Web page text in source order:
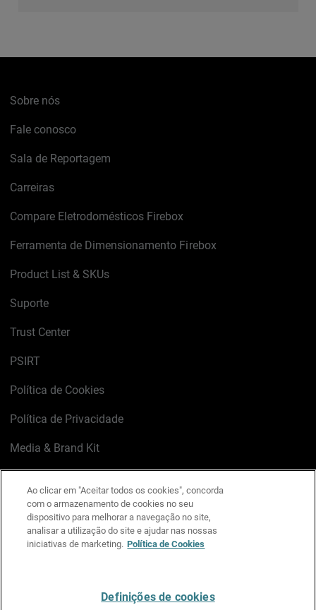
Sobre nós
Fale conosco
Sala de Reportagem
Carreiras
Compare Eletrodomésticos Firebox
Ferramenta de Dimensionamento Firebox
Product List & SKUs
Suporte
Trust Center
PSIRT
Política de Cookies
Política de Privacidade
Media & Brand Kit
LinkedIn
X FacebookInstagram
YouTube
Ao clicar em "Aceitar todos os cookies", concorda
com o armazenamento de cookies no seu
dispositivo para melhorar a navegação no site,
analisar a utilização do site e ajudar nas nossas
iniciativas de marketing. Política de Cookies
Definições de cookies